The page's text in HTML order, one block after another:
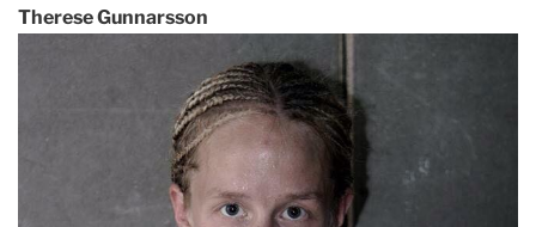
Therese Gunnarsson